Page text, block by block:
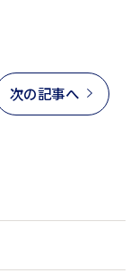
次の記事へ